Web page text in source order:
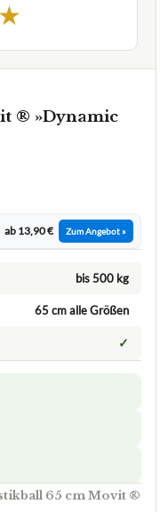
★
® »Dynamic
ab 13,90 € Zum Angebot »
bis 500 kg
65 cm alle Größen
✓
65 cm Movit ®